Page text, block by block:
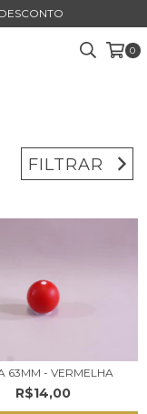
0
FILTRAR
63MM - VERMELHA
R$14,00